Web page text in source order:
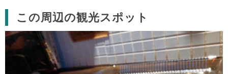
この周辺の観光スポット